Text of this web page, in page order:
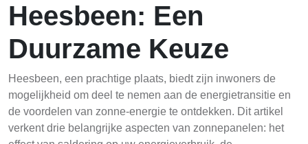
Heesbeen: Een
Duurzame Keuze
Heesbeen, een prachtige plaats, biedt zijn inwoners de
mogelijkheid om deel te nemen aan de energietransitie en
de voordelen van zonne-energie te ontdekken. Dit artikel
verkent drie belangrijke aspecten van zonnepanelen: het